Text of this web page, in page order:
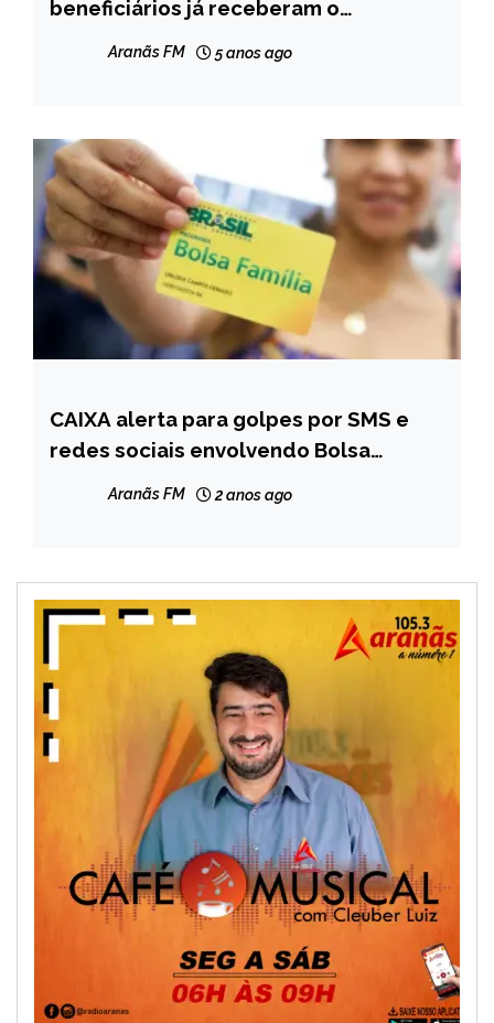
NOTÍCIAS
beneficiários já receberam o
Aranãs FM 5 anos ago
BRASIL
NOTÍCIAS
CAIXA alerta para golpes por SMS e
redes sociais envolvendo Bolsa
Aranãs FM 2 anos ago